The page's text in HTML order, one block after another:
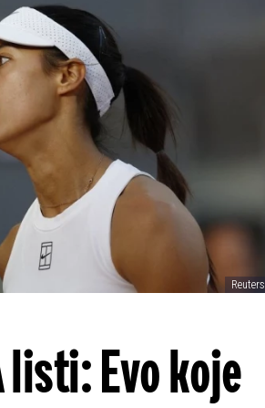
Reuters
listi: Evo koje